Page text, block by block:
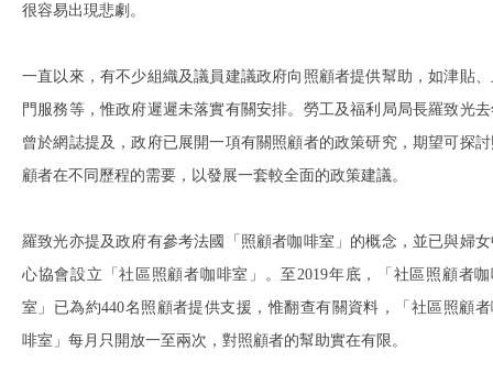
很容易出現悲劇。
一直以來，有不少組織及議員建議政府向照顧者提供幫助，如津貼
門服務等，惟政府遲遲未落實有關安排。勞工及福利局局長羅致光
曾於網誌提及，政府已展開一項有關照顧者的政策研究，期望可探
顧者在不同歷程的需要，以發展一套較全面的政策建議。
羅致光亦提及政府有參考法國「照顧者咖啡室」的概念，並已與婦
心協會設立「社區照顧者咖啡室」。至2019年底，「社區照顧者咖
室」已為約440名照顧者提供支援，惟翻查有關資料，「社區照顧
啡室」每月只開放一至兩次，對照顧者的幫助實在有限。